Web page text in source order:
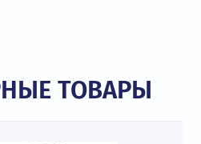
ТОВАРЫ